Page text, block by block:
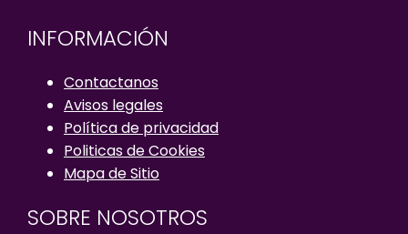
INFORMACIÓN
Contactanos
Avisos legales
Política de privacidad
Politicas de Cookies
Mapa de Sitio
SOBRE NOSOTROS